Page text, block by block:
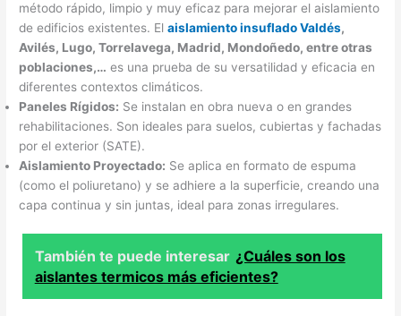
método rápido, limpio y muy eficaz para mejorar el aislamiento
de edificios existentes. Elaislamiento insuflado Valdés,
Avilés, Lugo, Torrelavega, Madrid, Mondoñedo, entre otras
poblaciones,… es una prueba de su versatilidad y eficacia en
diferentes contextos climáticos.
Paneles Rígidos: Se instalan en obra nueva o en grandes
rehabilitaciones. Son ideales para suelos, cubiertas y fachadas
por el exterior (SATE).
Aislamiento Proyectado: Se aplica en formato de espuma
(como el poliuretano) y se adhiere a la superficie, creando una
capa continua y sin juntas, ideal para zonas irregulares.
También te puede interesar ¿Cuáles son los
aislantes termicos más eficientes?